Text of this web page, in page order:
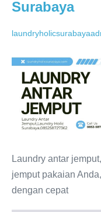
Surabaya
Usaha
Rumahan
Laundry
Kiloan,
0821-
3133,
Laundry
Holic
Laundry antar
jemput pakaian
dengan cepat